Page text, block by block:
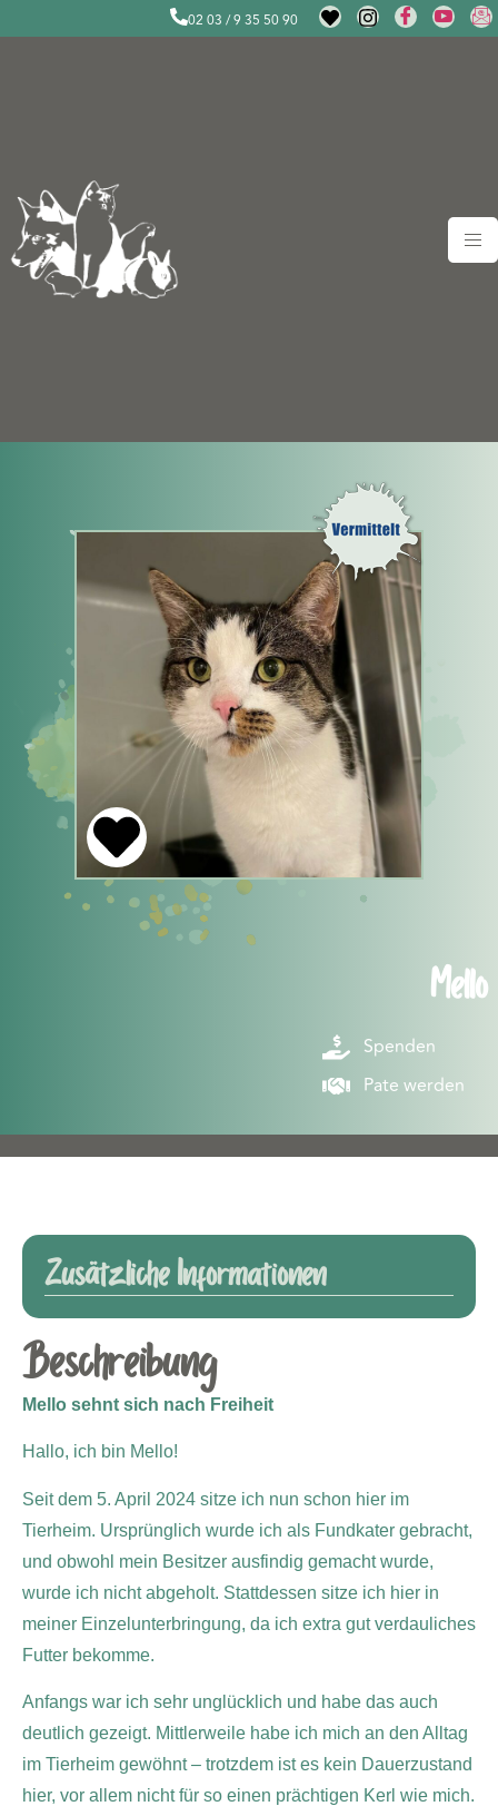
02 03 / 9 35 50 90
Mello
Spenden
Pate werden
Zusätzliche Informationen
Beschreibung
Mello sehnt sich nach Freiheit
Hallo, ich bin Mello!
Seit dem 5. April 2024 sitze ich nun schon hier im
Tierheim. Ursprünglich wurde ich als Fundkater gebracht,
und obwohl mein Besitzer ausfindig gemacht wurde,
wurde ich nicht abgeholt. Stattdessen sitze ich hier in
meiner Einzelunterbringung, da ich extra gut verdauliches
Futter bekomme.
Anfangs war ich sehr unglücklich und habe das auch
deutlich gezeigt. Mittlerweile habe ich mich an den Alltag
im Tierheim gewöhnt – trotzdem ist es kein Dauerzustand
hier, vor allem nicht für so einen prächtigen Kerl wie mich.